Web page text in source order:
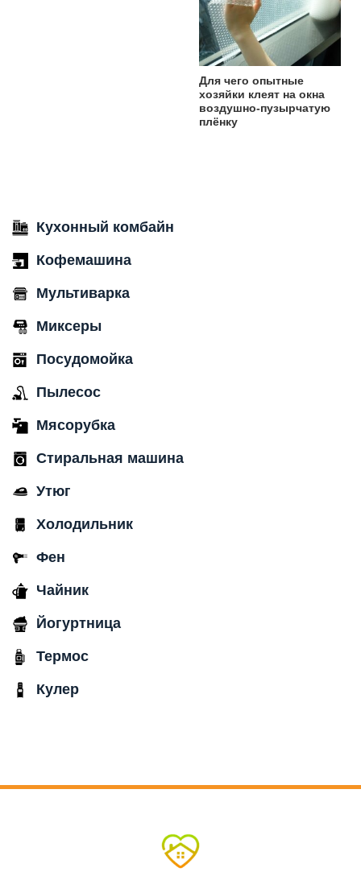
Для чего опытные
хозяйки клеят на окна
воздушно-пузырчатую
плёнку
Кухонный комбайн
Кофемашина
Мультиварка
Миксеры
Посудомойка
Пылесос
Мясорубка
Стиральная машина
Утюг
Холодильник
Фен
Чайник
Йогуртница
Термос
Кулер